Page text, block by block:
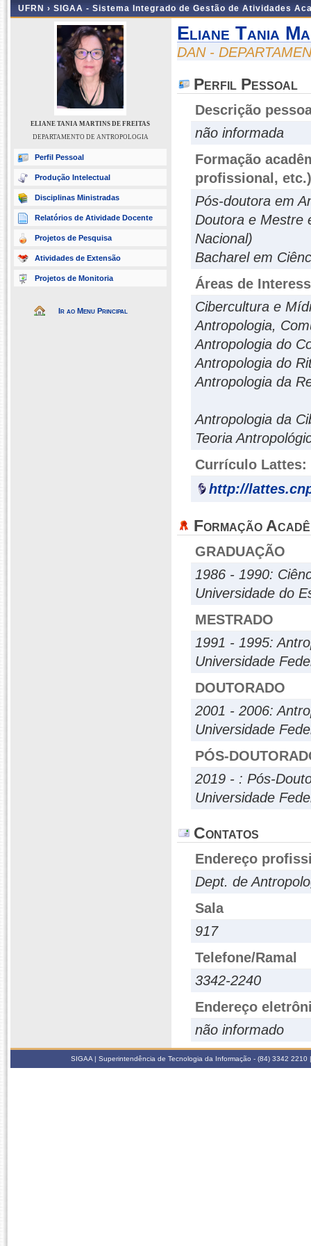
UFRN › SIGAA - Sistema Integrado de Gestão de Atividades
ELIANE TANIA MARTINS DE FREITAS
DEPARTAMENTO DE ANTROPOLOGIA
Perfil Pessoal
Produção Intelectual
Disciplinas Ministradas
Relatórios de Atividade Docente
Projetos de Pesquisa
Atividades de Extensão
Projetos de Monitoria
Ir ao Menu Principal
Eliane Tania
DAN -
Perfil Pessoal
Descrição
não informada
Formação
profissional, etc.)
Pós-doutora em
Doutora e Mestre
Nacional)
Bacharel em
Áreas de
Cibercultura e
Antropologia,
Antropologia do
Antropologia do
Antropologia da
Antropologia da
Teoria
Currículo Lattes:
http://
Formação
GRADUAÇÃO
1986 - 1990:
Universidade do
MESTRADO
1991 - 1995:
Universidade
DOUTORADO
2001 - 2006:
Universidade
PÓS-
2019 - : Pós-
Universidade
Contatos
Endereço
Dept. de
Sala
917
Telefone/Ramal
3342-2240
Endereço
não informado
SIGAA | Superintendência de Tecnologia da Informação - (84) 3342